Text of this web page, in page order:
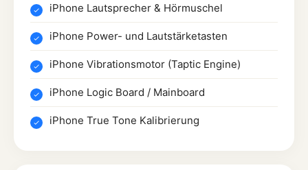
iPhone Lautsprecher & Hörmuschel
iPhone Power- und Lautstärketasten
iPhone Vibrationsmotor (Taptic Engine)
iPhone Logic Board / Mainboard
iPhone True Tone Kalibrierung